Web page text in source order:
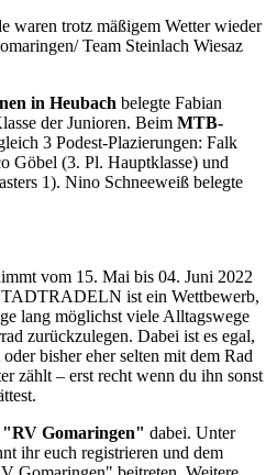
waren trotz mäßigem Wetter wieder
Team Steinlach Wiesaz
in Heubach belegte Fabian
der Junioren. Beim MTB-
3 Podest-Plazierungen: Falk
Göbel (3. Pl. Hauptklasse) und
1). Nino Schneeweiß belegte
vom 15. Mai bis 04. Juni 2022
ist ein Wettbewerb,
lang möglichst viele Alltagswege
zurückzulegen. Dabei ist es egal,
bisher eher selten mit dem Rad
zählt – erst recht wenn du ihn sonst
"RV Gomaringen" dabei. Unter
ihr euch registrieren und dem